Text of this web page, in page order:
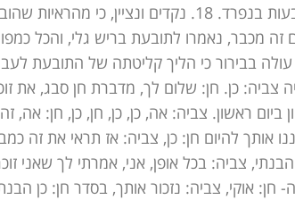
לכל אחת מהנתבעות בנפרד. 18. נקדים
בבירור כי הליך קליטתה של התובעת
צביה: כן. חן: שלום לך, מדברת חן סבג, את
ביום ראשון. צביה: אה, כן, כן, חן, כן, חן:
אותך להיום חן: כן, צביה: אז תראי את
צביה: בכל אופן, אני, אמרתי לך שאני
חן: אוקי, צביה: נזכור אותך, בסדר חן: כן